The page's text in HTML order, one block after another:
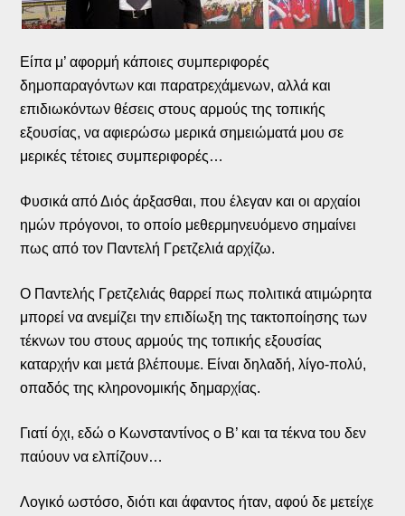
Είπα μ’ αφορμή κάποιες συμπεριφορές
δημοπαραγόντων και παρατρεχάμενων, αλλά και
επιδιωκόντων θέσεις στους αρμούς της τοπικής
εξουσίας, να αφιερώσω μερικά σημειώματά μου σε
μερικές τέτοιες συμπεριφορές…
Φυσικά από Διός άρξασθαι, που έλεγαν και οι αρχαίοι
ημών πρόγονοι, το οποίο μεθερμηνευόμενο σημαίνει
πως από τον Παντελή Γρετζελιά αρχίζω.
Ο Παντελής Γρετζελιάς θαρρεί πως πολιτικά ατιμώρητα
μπορεί να ανεμίζει την επιδίωξη της τακτοποίησης των
τέκνων του στους αρμούς της τοπικής εξουσίας
καταρχήν και μετά βλέπουμε. Είναι δηλαδή, λίγο-πολύ,
οπαδός της κληρονομικής δημαρχίας.
Γιατί όχι, εδώ ο Κωνσταντίνος ο Β’ και τα τέκνα του δεν
παύουν να ελπίζουν…
Λογικό ωστόσο, διότι και άφαντος ήταν, αφού δε μετείχε